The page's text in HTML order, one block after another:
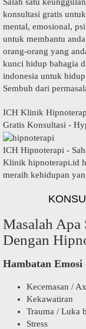
konsultasi gratis
mental, emosional,
untuk membantu
orang-orang yang
kunci hidup bahagia
indonesia untuk
Sembuh dari
ICH Klinik
Gratis Konsultasi -
ICH Hipnoterapi -
Klinik hipnoterapi.id
meraih kehidupan
Masalah Apa
Dengan
Hambatan Emosi
Kecemasan /
Kekawatiran
Trauma / Luka
Stress